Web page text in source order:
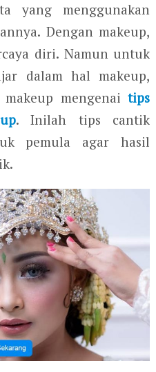
yang menggunakan
Dengan makeup,
diri. Namun untuk
dalam hal makeup,
makeup mengenaitips
. Inilah tips cantik
pemula agar hasil